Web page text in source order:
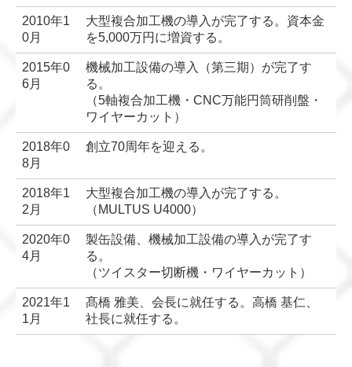
2010年1
0月
大型複合加工機の導入が完了する。資本金
を5,000万円に増資する。
2015年0
6月
機械加工設備の導入（第三期）が完了す
る。
（5軸複合加工機・CNC万能円筒研削盤・
ワイヤーカット）
2018年0
8月
創立70周年を迎える。
2018年1
2月
大型複合加工機の導入が完了する。
（MULTUS U4000）
2020年0
4月
製缶設備、機械加工設備の導入が完了す
る。
（ツイスター切断機・ワイヤーカット）
2021年1
1月
髙橋 雅美、会長に就任する。高橋 基仁、
社長に就任する。